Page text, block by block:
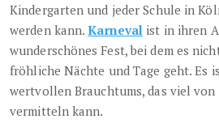
Kindergarten und jeder Schule in
werden kann.Karneval ist in ihren
wunderschönes Fest, bei dem es
fröhliche Nächte und Tage geht. Es
wertvollen Brauchtums, das viel von
vermitteln kann.